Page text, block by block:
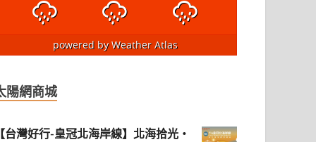
powered byWeather Atlas
陽網商城
台灣好行-皇冠北海岸線】北海拾光・